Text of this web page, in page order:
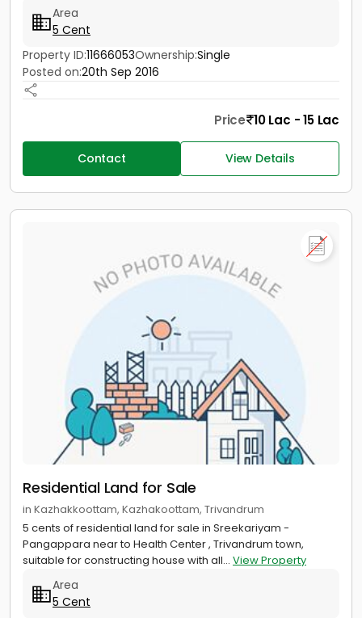
Area
5 Cent
Property ID:11666053Ownership:Single
Posted on:20th Sep 2016
Price 10 Lac - 15 Lac
Contact View Details
Residential Land for Sale
in Kazhakkoottam, Kazhakoottam, Trivandrum
5 cents of residential land for sale in Sreekariyam -
Pangappara near to Health Center , Trivandrum town,
suitable for constructing house with all... View Property
Area
5 Cent